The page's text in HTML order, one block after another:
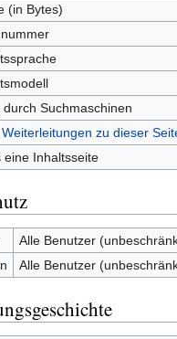
(in Bytes)
durch Suchmaschinen
zu dieser
eine Inhaltsseite
Alle Benutzer
Alle Benutzer